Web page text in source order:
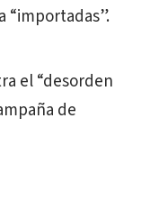
“importadas”.
el “desorden
de